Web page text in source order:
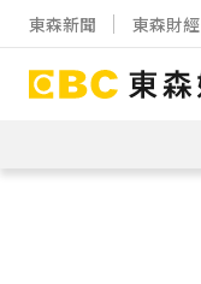
東森新聞 東森財經